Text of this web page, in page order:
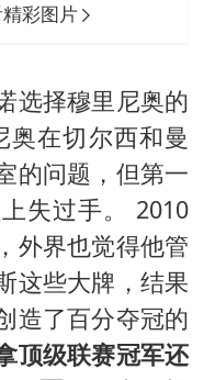
彩图片
选择穆里尼奥的
在切尔西和曼
的问题，但第一
失过手。 2010
外界也觉得他管
这些大牌，结果
造了百分夺冠的
顶级联赛冠军还